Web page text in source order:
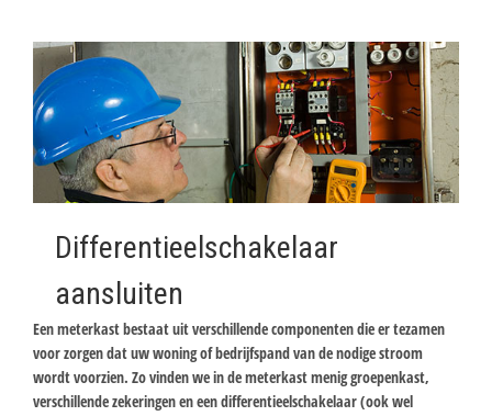
Differentieelschakelaar
aansluiten
Een meterkast bestaat uit verschillende componenten die er tezamen
voor zorgen dat uw woning of bedrijfspand van de nodige stroom
wordt voorzien. Zo vinden we in de meterkast menig groepenkast,
verschillende zekeringen en een differentieelschakelaar (ook wel